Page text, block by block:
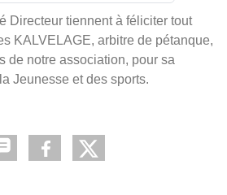
Directeur tiennent à féliciter tout
KALVELAGE, arbitre de pétanque,
de notre association, pour sa
Jeunesse et des sports.